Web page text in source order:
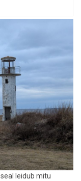
leidub mitu